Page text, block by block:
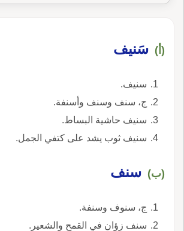
(أ) سَنيف
سنيف.
ج، سنف وسنف وأسنفة.
سنيف حاشية البساط.
سنيف ثوب يشد على كتفي الجمل.
(ب) سنف
ج، سنوف وسنفة.
سنف زؤان في القمح والشعير.